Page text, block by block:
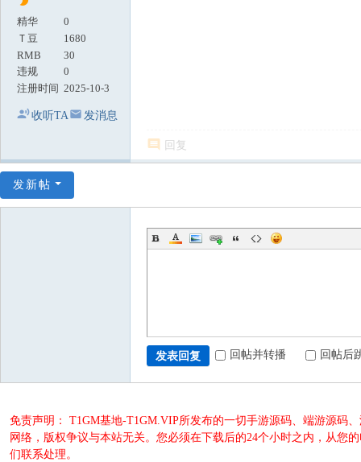
精华
0
Ｔ豆
1680
RMB
30
违规
0
注册时间 2025-10-3
收听TA 发消息
回复
发新帖
发表回复 回帖并转播 回帖后
免责声明： T1GM基地-T1GM.VIP所发布的一切手游源码、端游源码
网络，版权争议与本站无关。您必须在下载后的24个小时之内，从您
们联系处理。